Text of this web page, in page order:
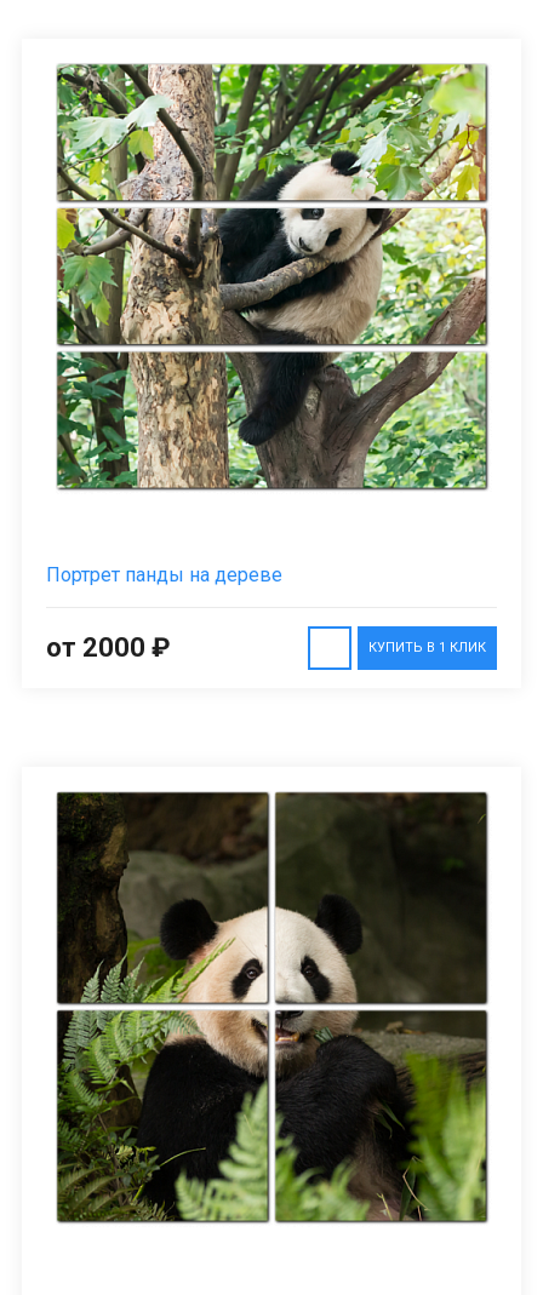
Портрет панды на дереве
КУПИТЬ В 1 КЛИК
от 2000 ₽